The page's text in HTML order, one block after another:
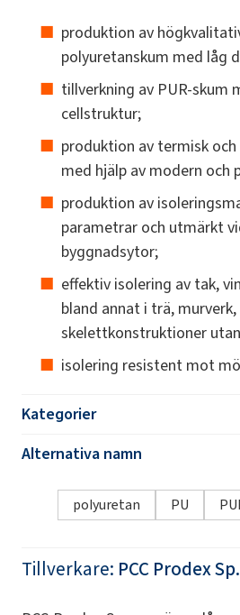
produktion av
polyuretanskum med låg
tillverkning av PUR-skum
cellstruktur;
produktion av termisk
med hjälp av modern och
produktion av
parametrar och utmärkt
byggnadsytor;
effektiv isolering av tak,
bland annat i trä,
skelettkonstruktioner
isolering resistent mot
Kategorier
Alternativa namn
polyuretan PU
Tillverkare: PCC Prodex